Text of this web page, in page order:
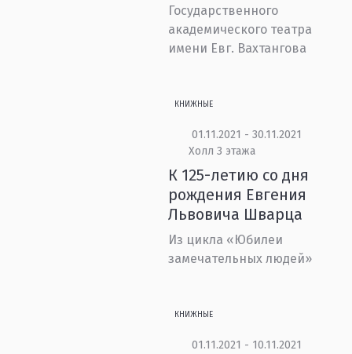
Государственного
академического театра
имени Евг. Вахтангова
КНИЖНЫЕ
01.11.2021 - 30.11.2021
Холл 3 этажа
К 125-летию со дня
рождения Евгения
Львовича Шварца
Из цикла «Юбилеи
замечательных людей»
КНИЖНЫЕ
01.11.2021 - 10.11.2021